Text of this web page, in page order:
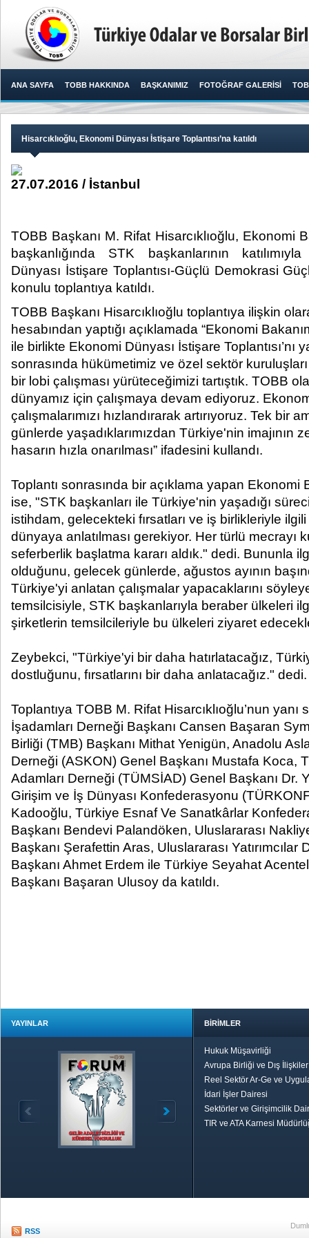
ANA SAYFA TOBB HAKKINDA BAŞKANIMIZ FOTOĞRAF GALERİSİ
Hisarcıklıoğlu, Ekonomi Dünyası İstişare Toplantısı’na katıldı
27.07.2016 / İstanbul
TOBB Başkanı M. Rifat Hisarcıklıoğlu, Ekonomi
başkanlığında STK başkanlarının
Dünyası İstişare Toplantısı-Güçlü Demokrasi
konulu toplantıya katıldı.​
TOBB Başkanı Hisarcıklıoğlu toplantıya ilişkin
hesabından yaptığı açıklamada “Ekonomi
ile birlikte Ekonomi Dünyası İstişare Toplantısı’nı
sonrasında hükümetimiz ve özel sektör kuruluşları
bir lobi çalışması yürüteceğimizi tartıştık. TOBB
dünyamız için çalışmaya devam ediyoruz.
çalışmalarımızı hızlandırarak artırıyoruz. Tek bir
günlerde yaşadıklarımızdan Türkiye'nin imajının
hasarın hızla onarılması” ifadesini kullandı.
Toplantı sonrasında bir açıklama yapan Ekonomi
ise, "STK başkanları ile Türkiye'nin yaşadığı
istihdam, gelecekteki fırsatları ve iş birlikleriyle
dünyaya anlatılması gerekiyor. Her türlü mecrayı
seferberlik başlatma kararı aldık." dedi. Bununla
olduğunu, gelecek günlerde, ağustos ayının
Türkiye'yi anlatan çalışmalar yapacaklarını
temsilcisiyle, STK başkanlarıyla beraber ülkeleri
şirketlerin temsilcileriyle bu ülkeleri ziyaret
Zeybekci, "Türkiye'yi bir daha hatırlatacağız,
dostluğunu, fırsatlarını bir daha anlatacağız." dedi.
Toplantıya TOBB M. Rifat Hisarcıklıoğlu’nun yanı
İşadamları Derneği Başkanı Cansen Başaran
Birliği (TMB) Başkanı Mithat Yenigün, Anadolu
Derneği (ASKON) Genel Başkanı Mustafa Koca,
Adamları Derneği (TÜMSİAD) Genel Başkanı Dr.
Girişim ve İş Dünyası Konfederasyonu
Kadooğlu, Türkiye Esnaf Ve Sanatkârlar
Başkanı Bendevi Palandöken, Uluslararası
Başkanı Şerafettin Aras, Uluslararası Yatırımcılar
Başkanı Ahmet Erdem ile Türkiye Seyahat
Başkanı Başaran Ulusoy da katıldı.
YAYINLAR BİRİMLER
Hukuk Müşavirliği
Avrupa Birliği ve Dış
Reel Sektör Ar-Ge ve
İdari İşler Dairesi
Sektörler ve Girişimcilik
TIR ve ATA Karnesi
RSS